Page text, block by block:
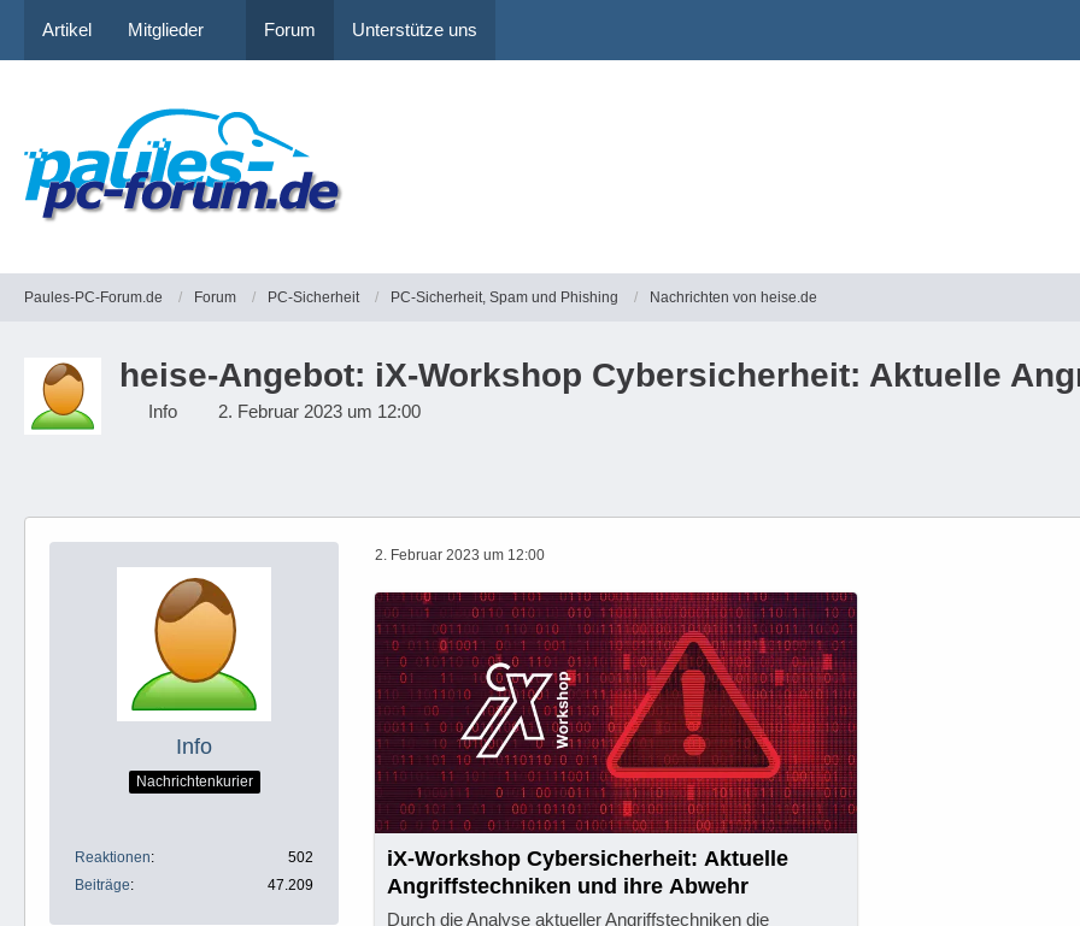
Artikel Mitglieder Forum Unterstütze uns
Paules-PC-Forum.de Forum PC-Sicherheit PC-Sicherheit, Spam und Phishing Nachrichten von heise.de
heise-Angebot: iX-Workshop Cybersicherheit: Aktuelle
Info 2. Februar 2023 um 12:00
Info
Nachrichtenkurier
Reaktionen
502
Beiträge
47.209
2. Februar 2023 um 12:00
iX-Workshop Cybersicherheit: Aktuelle
Angriffstechniken und ihre Abwehr
Durch die Analyse aktueller Angriffstechniken die